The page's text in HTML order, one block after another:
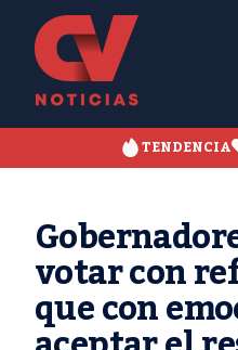
TENDENCIA
votar con
que con